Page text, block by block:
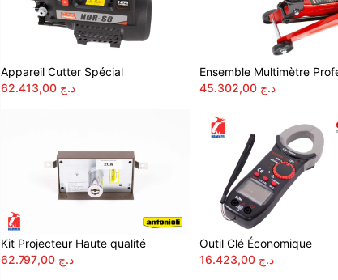
Appareil Cutter Spécial
د.ج
Ensemble Multimètre
د.ج
Kit Projecteur Haute qualité
د.ج
Outil Clé Économique
د.ج